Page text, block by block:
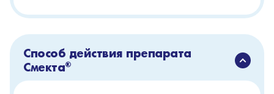
Способ действия препарата
Смекта®